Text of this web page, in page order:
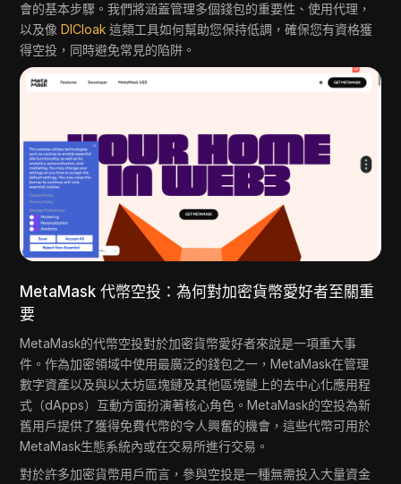
會的基本步驟。我們將涵蓋管理多個錢包的重要性、使用代理，
以及像DICloak 這類工具如何幫助您保持低調，確保您有資格獲
得空投，同時避免常見的陷阱。
MetaMask 代幣空投：為何對加密貨幣愛好者至關重
要
MetaMask的代幣空投對於加密貨幣愛好者來說是一項重大事
件。作為加密領域中使用最廣泛的錢包之一，MetaMask在管理
數字資產以及與以太坊區塊鏈及其他區塊鏈上的去中心化應用程
式（dApps）互動方面扮演著核心角色。MetaMask的空投為新
舊用戶提供了獲得免費代幣的令人興奮的機會，這些代幣可用於
MetaMask生態系統內或在交易所進行交易。
對於許多加密貨幣用戶而言，參與空投是一種無需投入大量資金